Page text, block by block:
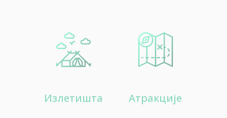
ИзлетиштаИзлетишта Aтракције